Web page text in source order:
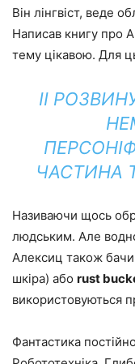
Він лінгвіст, веде
Написав книгу про
тему цікавою. Для
ІІ
ЧАСТИНА
Називаючи щось
людським. Але
Алексиц також
шкіра) або rust
використовуються
Фантастика